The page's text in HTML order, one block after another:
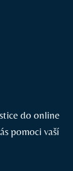
do online
pomoci vaší